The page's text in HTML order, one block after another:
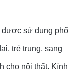
được sử dụng phổ
trẻ trung, sang
cho nội thất. Kính